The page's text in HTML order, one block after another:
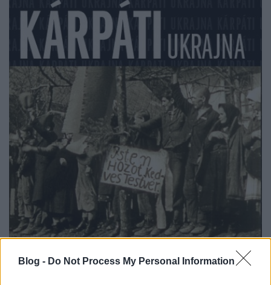
Blog - Do Not Process My Personal Information